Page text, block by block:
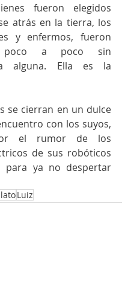
fueron elegidos
atrás en la tierra, los
y enfermos, fueron
poco a poco sin
alguna. Ella es la
se cierran en un dulce
con los suyos,
el rumor de los
de sus robóticos
para ya no despertar
Luiz